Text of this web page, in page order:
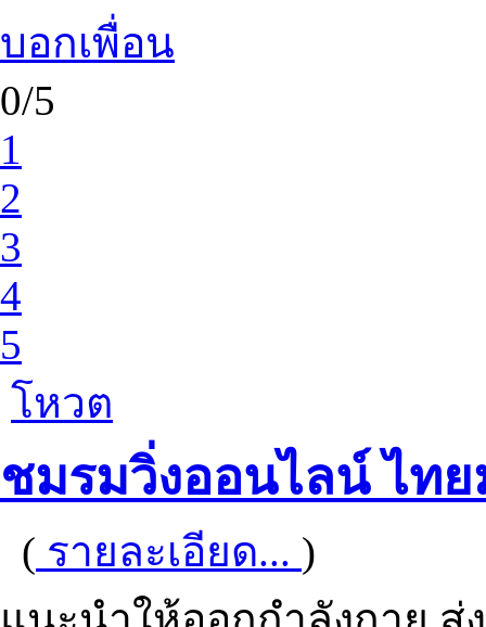
บอกเพื่อน
0/5
1
2
3
4
5
โหวต
ชมรมวิ่งออนไลน์ ไท
( รายละเอียด... )